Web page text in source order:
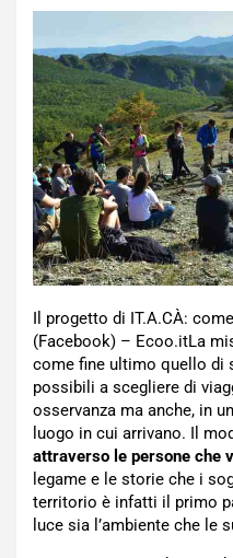
Il progetto di IT.A.CÀ:
(Facebook) – Ecoo.itLa
come fine ultimo quello di
possibili a scegliere di
osservanza ma anche, in
luogo in cui arrivano. Il
attraverso le persone che
legame e le storie che i
territorio è infatti il primo
luce sia l’ambiente che le